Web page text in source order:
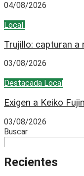
04/08/2026
Local
Trujillo: capturan
03/08/2026
Destacada Local
Exigen a Keiko
03/08/2026
Buscar
Recientes